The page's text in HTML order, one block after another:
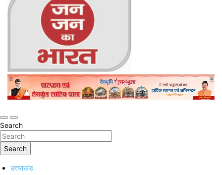
Jan Jan Ka Bharat
Online Trending Hindi News Website
Search
Search
उत्तराखंड